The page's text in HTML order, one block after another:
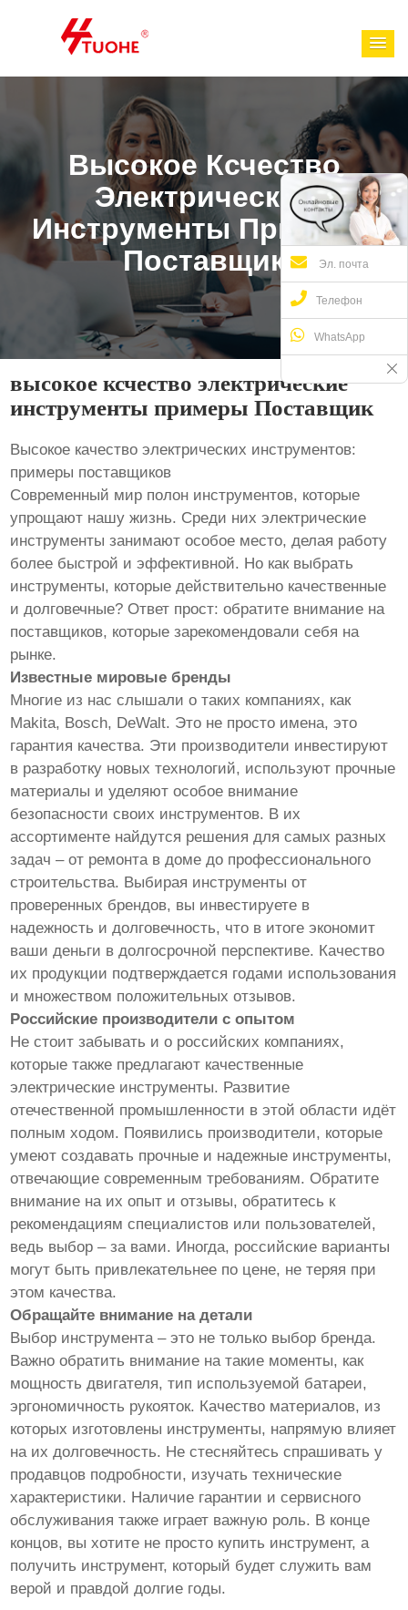
Высокое Ксчество
Электрические
Инструменты Примеры
Поставщик
высокое ксчество электрические
инструменты примеры Поставщик
Высокое качество электрических инструментов:
примеры поставщиков
Современный мир полон инструментов, которые
упрощают нашу жизнь. Среди них электрические
инструменты занимают особое место, делая работу
более быстрой и эффективной. Но как выбрать
инструменты, которые действительно качественные
и долговечные? Ответ прост: обратите внимание на
поставщиков, которые зарекомендовали себя на
рынке.
Известные мировые бренды
Многие из нас слышали о таких компаниях, как
Makita, Bosch, DeWalt. Это не просто имена, это
гарантия качества. Эти производители инвестируют
в разработку новых технологий, используют прочные
материалы и уделяют особое внимание
безопасности своих инструментов. В их
ассортименте найдутся решения для самых разных
задач – от ремонта в доме до профессионального
строительства. Выбирая инструменты от
проверенных брендов, вы инвестируете в
надежность и долговечность, что в итоге экономит
ваши деньги в долгосрочной перспективе. Качество
их продукции подтверждается годами использования
и множеством положительных отзывов.
Российские производители с опытом
Не стоит забывать и о российских компаниях,
которые также предлагают качественные
электрические инструменты. Развитие
отечественной промышленности в этой области идёт
полным ходом. Появились производители, которые
умеют создавать прочные и надежные инструменты,
отвечающие современным требованиям. Обратите
внимание на их опыт и отзывы, обратитесь к
рекомендациям специалистов или пользователей,
ведь выбор – за вами. Иногда, российские варианты
могут быть привлекательнее по цене, не теряя при
этом качества.
Обращайте внимание на детали
Выбор инструмента – это не только выбор бренда.
Важно обратить внимание на такие моменты, как
мощность двигателя, тип используемой батареи,
эргономичность рукояток. Качество материалов, из
которых изготовлены инструменты, напрямую влияет
на их долговечность. Не стесняйтесь спрашивать у
продавцов подробности, изучать технические
характеристики. Наличие гарантии и сервисного
обслуживания также играет важную роль. В конце
концов, вы хотите не просто купить инструмент, а
получить инструмент, который будет служить вам
верой и правдой долгие годы.
Эл. почта
Телефон
WhatsApp